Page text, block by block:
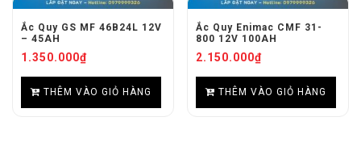
Ắc Quy GS MF 46B24L 12V
– 45AH
1.350.000₫
THÊM VÀO GIỎ HÀNG
Ắc Quy Enimac CMF 31-
800 12V 100AH
2.150.000₫
THÊM VÀO GIỎ HÀNG